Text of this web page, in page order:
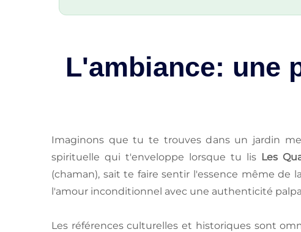
L'ambiance: une
Imaginons que tu te trouves dans un jardin
spirituelle qui t'enveloppe lorsque tu lis Les
(chaman), sait te faire sentir l'essence même de
l'amour inconditionnel avec une authenticité
Les références culturelles et historiques sont